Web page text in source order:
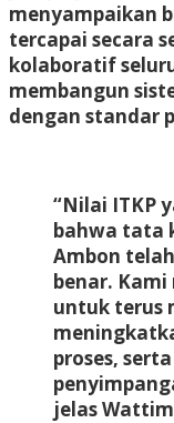
menyampaikan
tercapai secara
kolaboratif
membangun
dengan standar
“Nilai ITKP
bahwa tata
Ambon
benar.
untuk terus
proses,
jelas